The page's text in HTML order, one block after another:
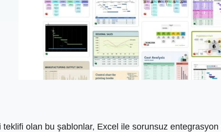
olan bu şablonlar, Excel ile sorunsuz